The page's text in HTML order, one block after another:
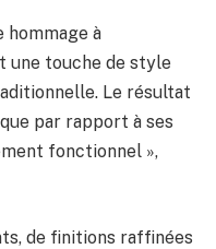
à
une touche de style
Le résultat
par rapport à ses
fonctionnel »,
de finitions raffinées